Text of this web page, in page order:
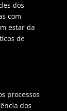
dos
com
estar da
de
processos
dos